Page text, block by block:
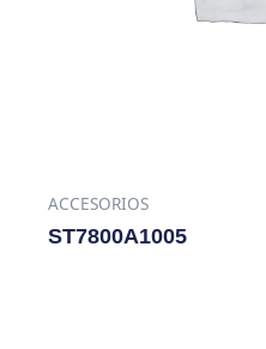
ACCESORIOS
ST7800A1005